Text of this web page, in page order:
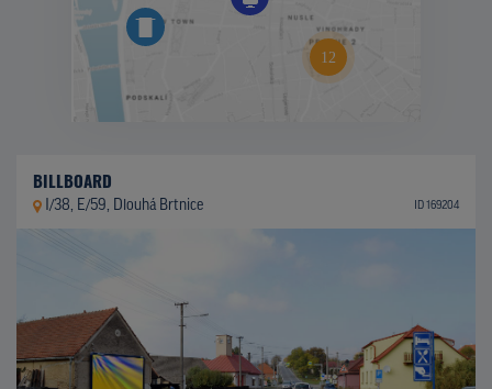
BILLBOARD
I/38, E/59, Dlouhá Brtnice ID 169204